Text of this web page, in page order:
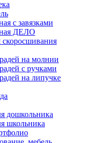
с завязками
ДЕЛО
на молнии
с ручками
на липучке
дошкольника
школьника